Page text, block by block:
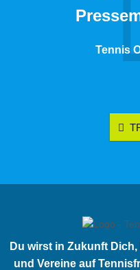
Tennis
Du wirst in Zukunft
und Vereine auf